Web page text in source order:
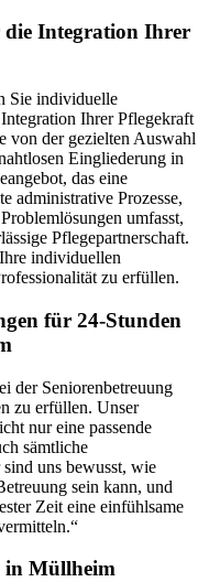
die Integration Ihrer
Sie individuelle
Ihrer Pflegekraft
von der gezielten Auswahl
Eingliederung in
das eine
administrative Prozesse,
umfasst,
Pflegepartnerschaft.
individuellen
zu erfüllen.
für 24-Stunden
der Seniorenbetreuung
zu erfüllen. Unser
nur eine passende
sämtliche
uns bewusst, wie
sein kann, und
Zeit eine einfühlsame
in Müllheim